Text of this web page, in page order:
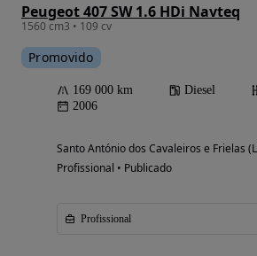
Peugeot 407 SW 1.6 HDi Navteq
1560 cm3 • 109 cv
Promovido
169 000 km Diesel
2006
Santo António dos Cavaleiros e Frielas
Profissional • Publicado
Profissional